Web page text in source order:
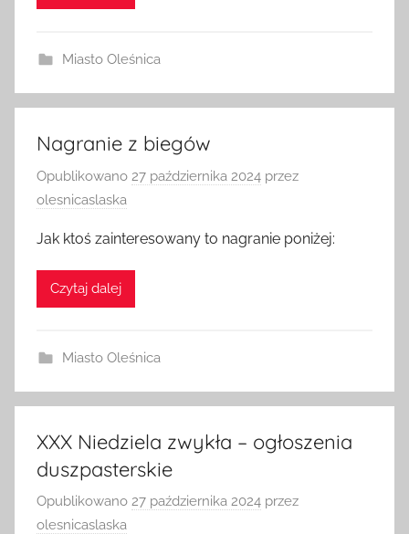
Miasto Oleśnica
Nagranie z biegów
Opublikowano 27 października 2024 przez
olesnicaslaska
Jak ktoś zainteresowany to nagranie poniżej:
Czytaj dalej
Miasto Oleśnica
XXX Niedziela zwykła – ogłoszenia
duszpasterskie
Opublikowano 27 października 2024 przez
olesnicaslaska